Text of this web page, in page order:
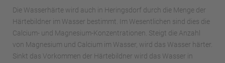
Die Wasserhärte wird auch in Heringsdorf durch die Menge der
Härtebildner im Wasser bestimmt. Im Wesentlichen sind dies die
Calcium- und Magnesium-Konzentrationen. Steigt die Anzahl
von Magnesium und Calcium im Wasser, wird das Wasser härter.
Sinkt das Vorkommen der Härtebildner wird das Wasser in